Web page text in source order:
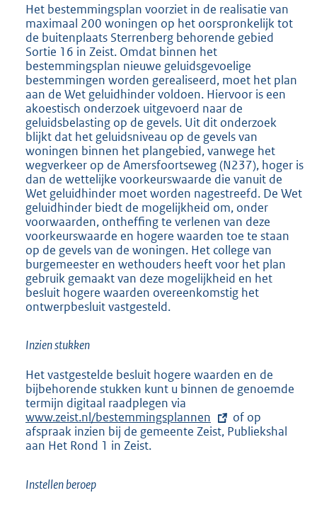
Het bestemmingsplan voorziet in de realisatie van
maximaal 200 woningen op het oorspronkelijk tot
de buitenplaats Sterrenberg behorende gebied
Sortie 16 in Zeist. Omdat binnen het
bestemmingsplan nieuwe geluidsgevoelige
bestemmingen worden gerealiseerd, moet het plan
aan de Wet geluidhinder voldoen. Hiervoor is een
akoestisch onderzoek uitgevoerd naar de
geluidsbelasting op de gevels. Uit dit onderzoek
blijkt dat het geluidsniveau op de gevels van
woningen binnen het plangebied, vanwege het
wegverkeer op de Amersfoortseweg (N237), hoger is
dan de wettelijke voorkeurswaarde die vanuit de
Wet geluidhinder moet worden nagestreefd. De Wet
geluidhinder biedt de mogelijkheid om, onder
voorwaarden, ontheffing te verlenen van deze
voorkeurswaarde en hogere waarden toe te staan
op de gevels van de woningen. Het college van
burgemeester en wethouders heeft voor het plan
gebruik gemaakt van deze mogelijkheid en het
besluit hogere waarden overeenkomstig het
ontwerpbesluit vastgesteld.
Inzien stukken
Het vastgestelde besluit hogere waarden en de
bijbehorende stukken kunt u binnen de genoemde
termijn digitaal raadplegen via
x
t
www.zeist.nl/bestemmingsplannen
of op
afspraak inzien bij de gemeente Zeist, Publiekshal
aan Het Rond 1 in Zeist.
Instellen beroep